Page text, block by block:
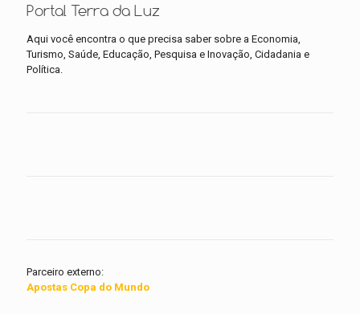
Portal Terra da Luz
Aqui você encontra o que precisa saber sobre a Economia,
Turismo, Saúde, Educação, Pesquisa e Inovação, Cidadania e
Política.
Parceiro externo:
Apostas Copa do Mundo